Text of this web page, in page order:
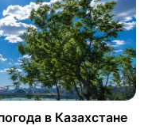
в Казахстане